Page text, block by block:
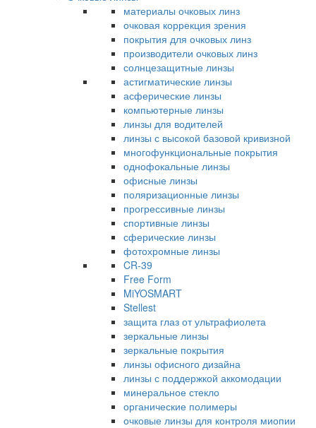
материалы очковых линз
очковая коррекция зрения
покрытия для очковых линз
производители очковых линз
солнцезащитные линзы
астигматические линзы
асферические линзы
компьютерные линзы
линзы для водителей
линзы с высокой базовой кривизной
многофункциональные покрытия
однофокальные линзы
офисные линзы
поляризационные линзы
прогрессивные линзы
спортивные линзы
сферические линзы
фотохромные линзы
CR-39
Free Form
MiYOSMART
Stellest
защита глаз от ультрафиолета
зеркальные линзы
зеркальные покрытия
линзы офисного дизайна
линзы с поддержкой аккомодации
минеральное стекло
органические полимеры
очковые линзы для контроля миопии